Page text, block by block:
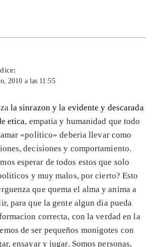
dice:
2010 a las 11:55
la sinrazon y la evidente y descarada
etica, empatia y humanidad que todo
«politico» deberia llevar como
decisiones y comportamiento.
esperar de todos estos que solo
y muy malos, por cierto? Esto
que quema el alma y anima a
para que la gente algun dia pueda
correcta, con la verdad en la
de ser pequeños monigotes con
ensayar y jugar. Somos personas,